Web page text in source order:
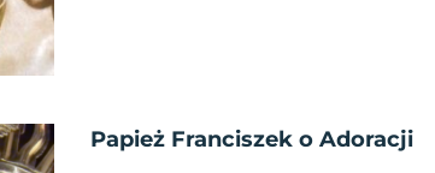
Papież Franciszek o Adoracji